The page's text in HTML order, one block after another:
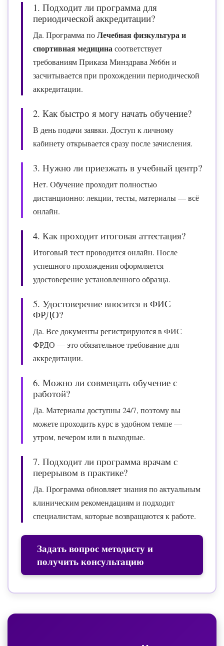
1. Подходит ли программа для
периодической аккредитации?
Да. Программа поЛечебная физкультура и
спортивная медицинасоответствует
требованиям Приказа Минздрава №66н и
засчитывается при прохождении периодической
аккредитации.
2. Как быстро я могу начать обучение?
В день подачи заявки. Доступ к личному
кабинету открывается сразу после зачисления.
3. Нужно ли приезжать в учебный центр?
Нет. Обучение проходит полностью
дистанционно: лекции, тесты, материалы — всё
онлайн.
4. Как проходит итоговая аттестация?
Итоговый тест проводится онлайн. После
успешного прохождения оформляется
удостоверение установленного образца.
5. Удостоверение вносится в ФИС
ФРДО?
Да. Все документы регистрируются в ФИС
ФРДО — это обязательное требование для
аккредитации.
6. Можно ли совмещать обучение с
работой?
Да. Материалы доступны 24/7, поэтому вы
можете проходить курс в удобном темпе —
утром, вечером или в выходные.
7. Подходит ли программа врачам с
перерывом в практике?
Да. Программа обновляет знания по актуальным
клиническим рекомендациям и подходит
специалистам, которые возвращаются к работе.
Задать вопрос методисту и
получить консультацию